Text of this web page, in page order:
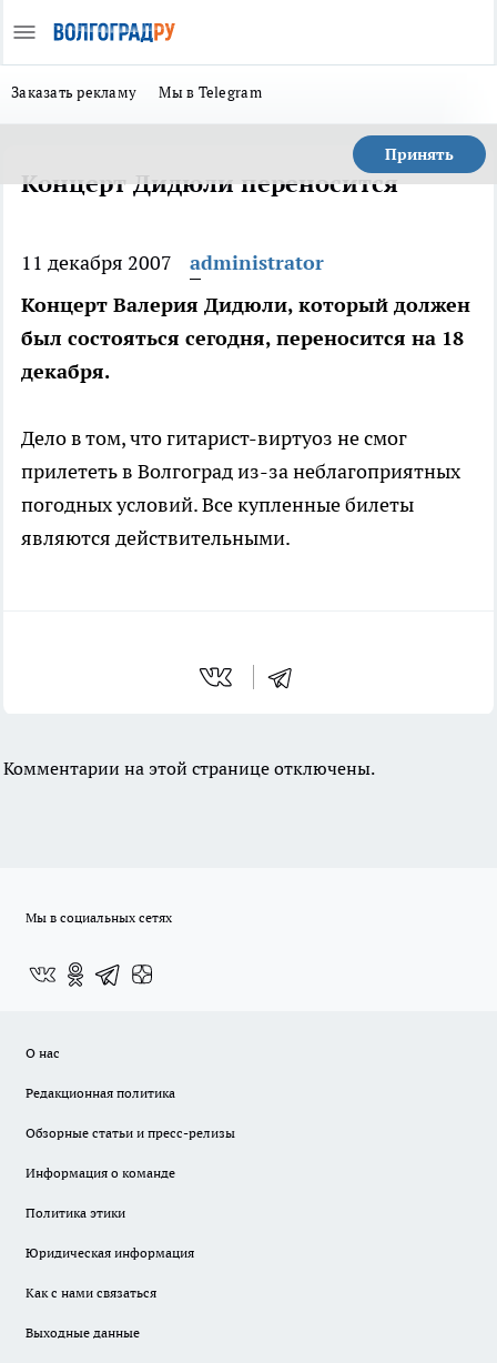
Заказать рекламу Мы в Telegram
Принять
Концерт Дидюли переносится
11 декабря 2007
administrator
Концерт Валерия Дидюли, который должен
был состояться сегодня, переносится на 18
декабря.
Дело в том, что гитарист-виртуоз не смог
прилететь в Волгоград из-за неблагоприятных
погодных условий. Все купленные билеты
являются действительными.
Комментарии на этой странице отключены.
Мы в социальных сетях
О нас
Редакционная политика
Обзорные статьи и пресс-релизы
Информация о команде
Политика этики
Юридическая информация
Как с нами связаться
Выходные данные